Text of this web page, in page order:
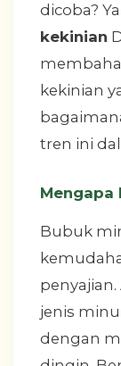
dicoba?
kekinian
kekinian
tren ini
Mengapa
Bubuk
jenis
dengan